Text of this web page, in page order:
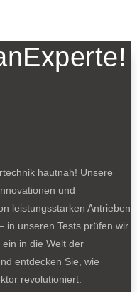
hautnah! Unsere
und
leistungsstarken Antrieben
in unseren Tests prüfen wir
in die Welt der
entdecken Sie, wie
revolutioniert.